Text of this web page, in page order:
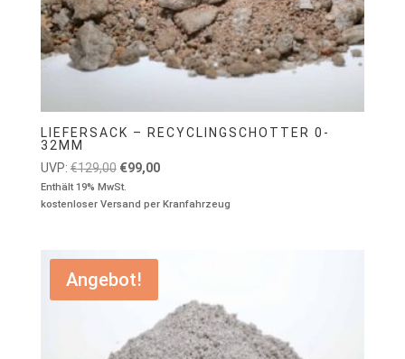
LIEFERSACK – RECYCLINGSCHOTTER 0-
32MM
UVP: €129,00 Ursprünglicher
Preis
war:
€99,00Aktueller
ist:
Enthält 19% MwSt.
kostenloser Versand per Kranfahrzeug
Angebot!